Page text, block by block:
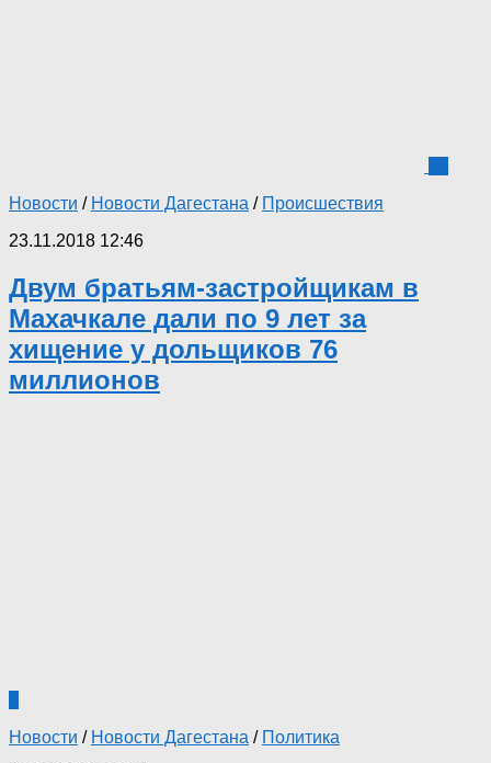
Новости / Новости Дагестана / Происшествия
23.11.2018 12:46
Двум братьям-застройщикам в
Махачкале дали по 9 лет за
хищение у дольщиков 76
миллионов
Новости / Новости Дагестана / Политика